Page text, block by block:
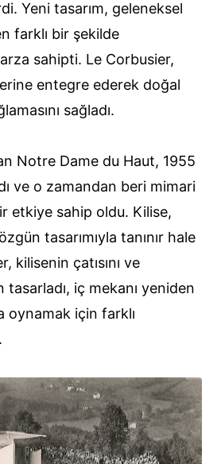
Yeni tasarım, geleneksel
farklı bir şekilde
sahipti. Le Corbusier,
entegre ederek doğal
sağladı.
Notre Dame du Haut, 1955
ve o zamandan beri mimari
etkiye sahip oldu. Kilise,
tasarımıyla tanınır hale
kilisenin çatısını ve
iç mekanı yeniden
oynamak için farklı